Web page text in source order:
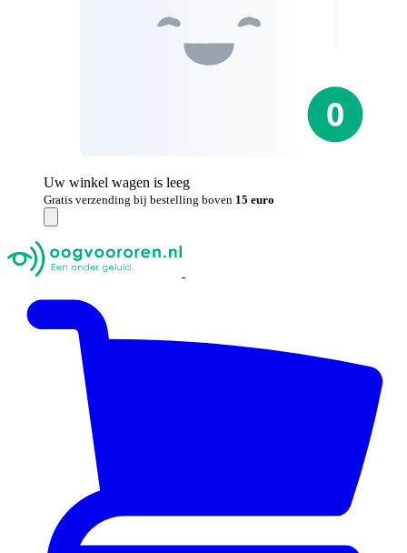
Uw winkel wagen is leeg
Gratis verzending bij bestelling boven 15 euro